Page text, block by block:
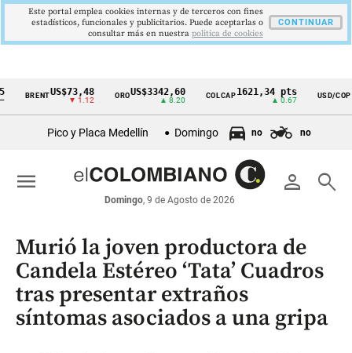
Cintillo
económicos
Colombia
US$73,48
▼ 1.12
ORO US$3342,60 COLCAP1621,34 pts USD/COP$4178
▲ 0.42
Pico y Placa Medellín Domingo no no
person search
Domingo, 9 de Agosto de 2026
menu
Murió la joven productora de
Candela Estéreo ‘Tata’ Cuadros
tras presentar extraños
síntomas asociados a una gripa
Este portal emplea cookies internas y de terceros con fines
estadísticos, funcionales y publicitarios. Puede aceptarlas o
consultar más en nuestra politica de cookies
CONTINUAR